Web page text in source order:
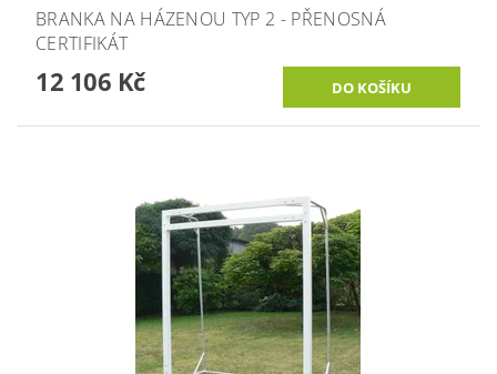
BRANKA NA HÁZENOU TYP 2 - PŘENOSNÁ
CERTIFIKÁT
12 106 Kč